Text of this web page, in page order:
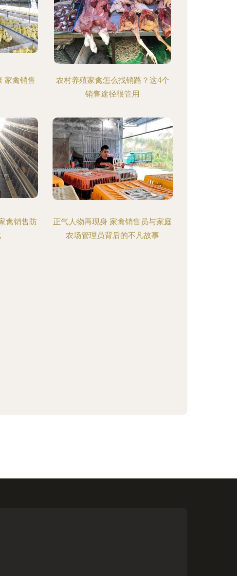
家禽销售
农村养殖家禽怎么找销路？这4个
销售途径很管用
禽销售防
正气人物再现身 家禽销售员与家庭
农场管理员背后的不凡故事